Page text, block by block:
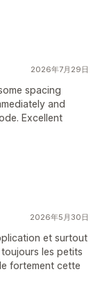
2026年7月29日
spacing
and
Excellent
2026年5月30日
et surtout
les petits
fortement cette